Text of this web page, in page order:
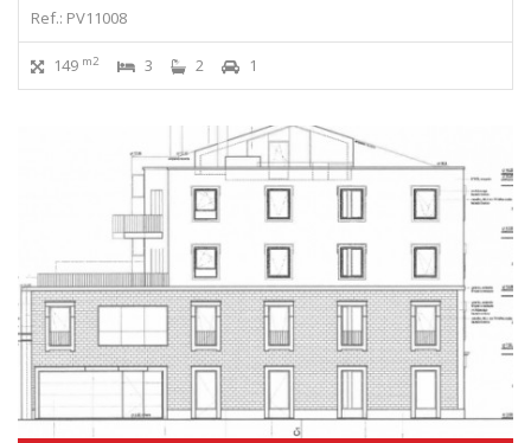
Ref.: PV11008
149 m2 3 2 1